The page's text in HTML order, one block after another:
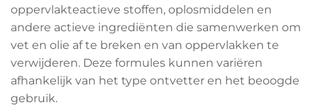
oppervlakteactieve stoffen, oplosmiddelen en
andere actieve ingrediënten die samenwerken om
vet en olie af te breken en van oppervlakken te
verwijderen. Deze formules kunnen variëren
afhankelijk van het type ontvetter en het beoogde
gebruik.